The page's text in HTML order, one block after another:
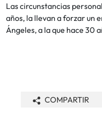
Las circunstancias
años, la llevan a forzar un
Ángeles, a la que hace 30
COMPARTIR